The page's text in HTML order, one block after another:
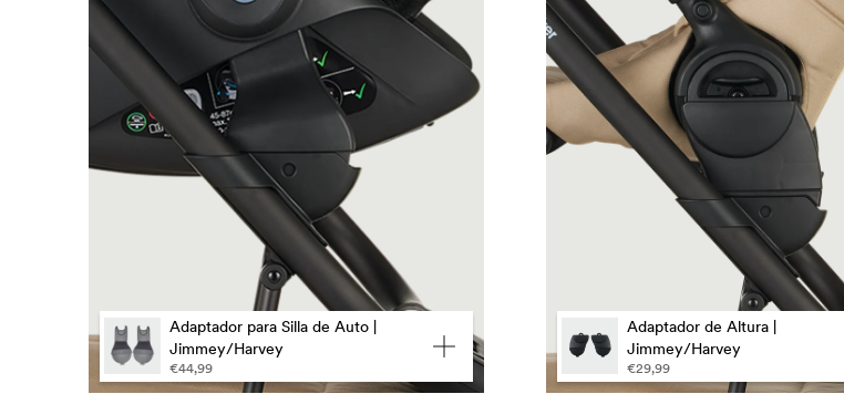
Adaptador para Silla de Auto |
Jimmey/Harvey
€44,99
Adaptador de Altura |
Jimmey/Harvey
€29,99